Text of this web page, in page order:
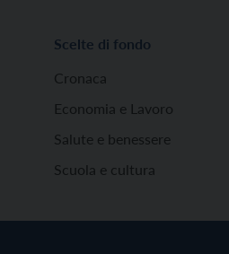
Scelte di fondo
Cronaca
Economia e Lavoro
Salute e benessere
Scuola e cultura